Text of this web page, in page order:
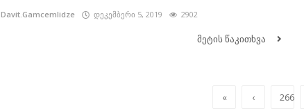
Davit.Gamcemlidze დეკემბერი 5, 2019 2902
მეტის წაკითხვა
« ‹ 266